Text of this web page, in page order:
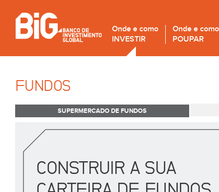
Onde e como
INVESTIR
Onde e como
POUPAR
FUNDOS
SUPERMERCADO DE FUNDOS